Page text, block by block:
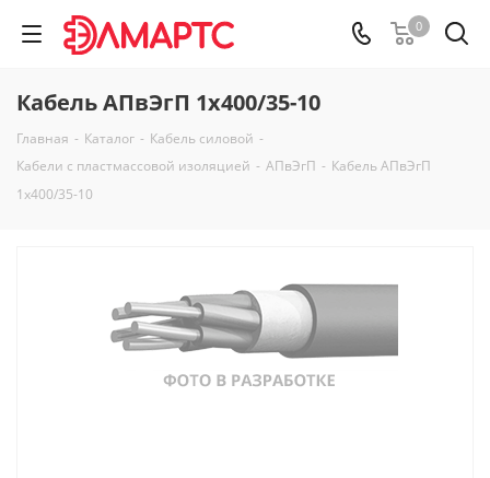
0
Кабель АПвЭгП 1х400/35-10
Главная - Каталог - Кабель силовой -
Кабели с пластмассовой изоляцией - АПвЭгП - Кабель АПвЭгП
1х400/35-10